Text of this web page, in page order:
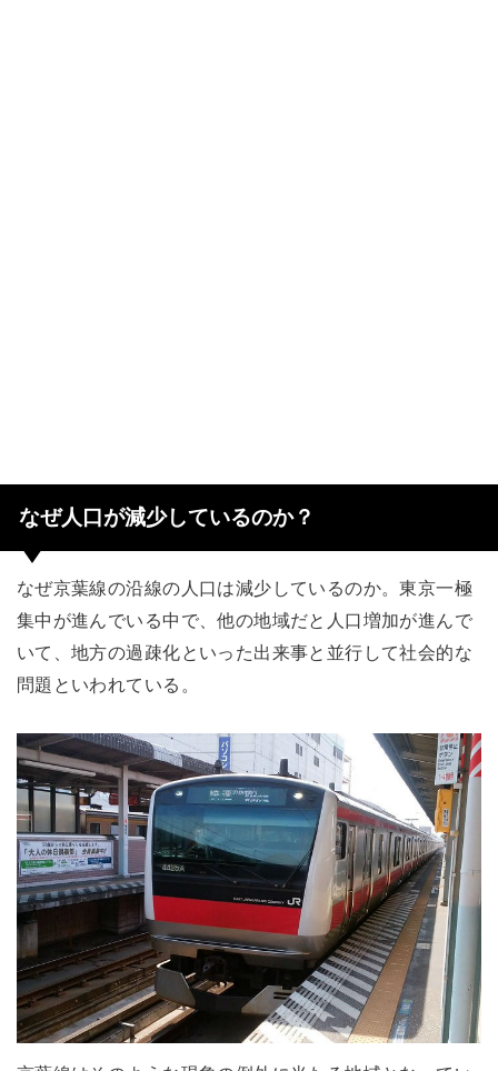
なぜ人口が減少しているのか？
なぜ京葉線の沿線の人口は減少しているのか。東京一極
集中が進んでいる中で、他の地域だと人口増加が進んで
いて、地方の過疎化といった出来事と並行して社会的な
問題といわれている。